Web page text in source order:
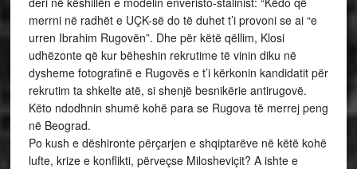
merrni në radhët e UÇK-së do të duhet t’i provoni se ai “e
urren Ibrahim Rugovën”. Dhe për këtë qëllim, Klosi
udhëzonte që kur bëheshin rekrutime të vinin diku në
dysheme fotografinë e Rugovës e t’i kërkonin kandidatit për
rekrutim ta shkelte atë, si shenjë besnikërie antirugovë.
Këto ndodhnin shumë kohë para se Rugova të merrej peng
në Beograd.
Po kush e dëshironte përçarjen e shqiptarëve në këtë kohë
lufte, krize e konflikti, përveçse Milosheviçit? A ishte e